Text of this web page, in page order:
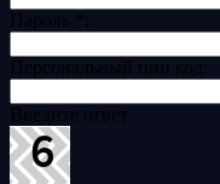
Пароль :
Персональный пин код:
Введите ответ